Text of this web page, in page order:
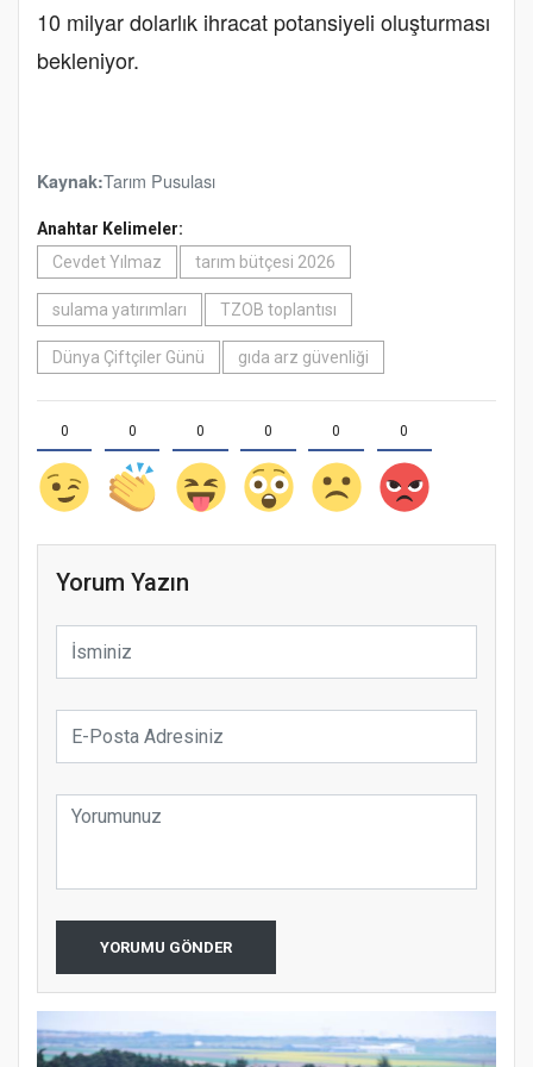
10 milyar dolarlık ihracat potansiyeli oluşturması
bekleniyor.
Kaynak:Tarım Pusulası
Anahtar Kelimeler:
Cevdet Yılmaz
tarım bütçesi 2026
sulama yatırımları TZOB toplantısı
Dünya Çiftçiler Günü gıda arz güvenliği
0 0 0 0 0 0
Yorum Yazın
YORUMU GÖNDER